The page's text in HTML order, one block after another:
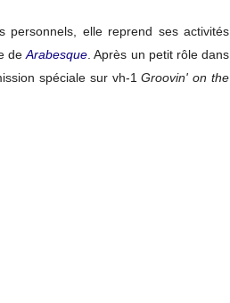
elle reprend ses activités
deArabesque . Après un petit rôle dans
spéciale sur vh-1Groovin' on the